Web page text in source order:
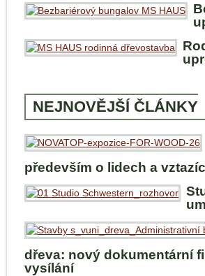
NEJNOVĚJŠÍ ČLÁNKY
především o lidech a
dřeva: nový dokumentární
vysílání